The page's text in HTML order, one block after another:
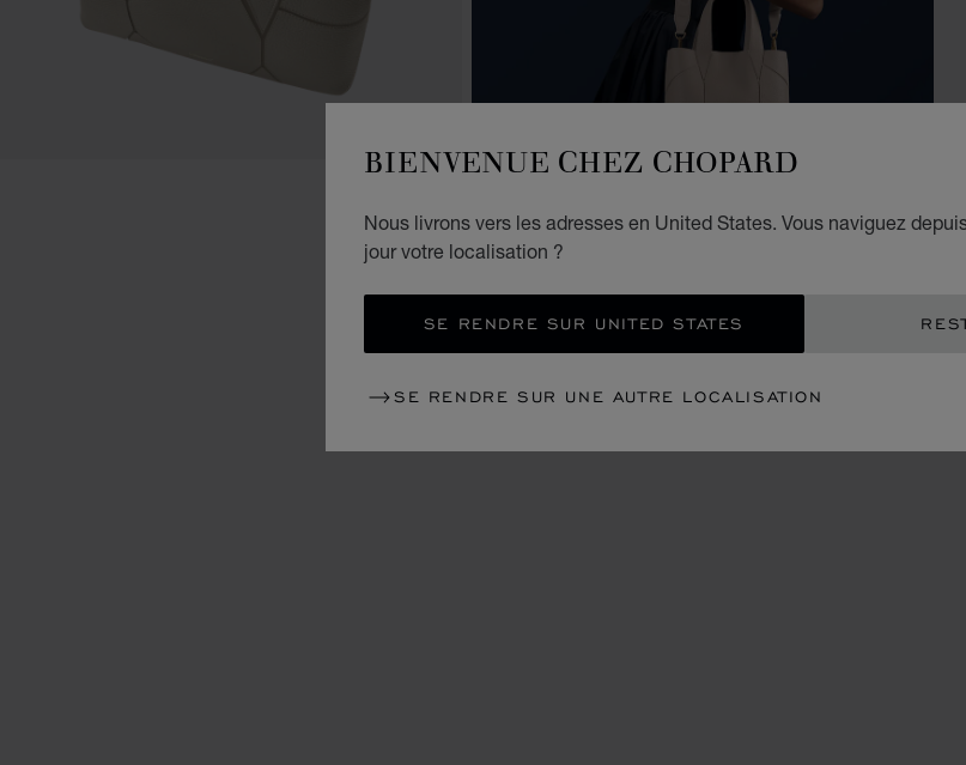
BIENVENUE CHEZ CHOPARD
Nous livrons vers les adresses en United States. Vous naviguez
jour votre localisation ?
SE RENDRE SUR UNITED STATES
SE RENDRE SUR UNE AUTRE LOCALISATION